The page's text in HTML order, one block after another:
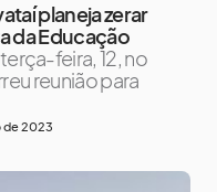
planeja zerar
da Educação
feira, 12, no
reunião para
de 2023